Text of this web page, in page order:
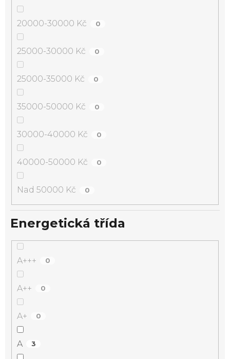
20000-30000 Kč 0
25000-30000 Kč 0
25000-35000 Kč 0
35000-50000 Kč 0
30000-40000 Kč 0
40000-50000 Kč 0
Nad 50000 Kč 0
Energetická třída
A+++ 0
A++ 0
A+ 0
A 3